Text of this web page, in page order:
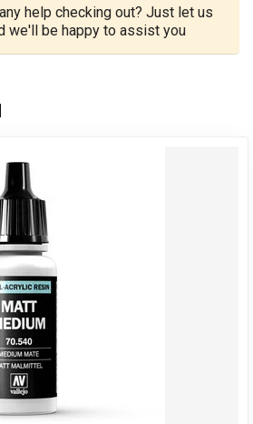
help checking out? Just let us
we'll be happy to assist you